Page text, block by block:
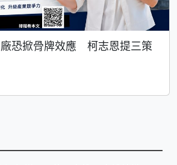
恐掀骨牌效應 柯志恩提三策